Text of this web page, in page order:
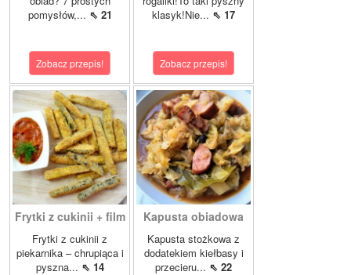
pomysłów,... ⇖ 21
Zobacz przepis!
klasyk!Nie... ⇖ 17
Zobacz przepis!
Frytki z cukinii + film
Frytki z cukinii z
piekarnika – chrupiąca i
pyszna... ⇖ 14
Kapusta obiadowa
Kapusta stożkowa z
dodatekiem kiełbasy i
przecieru... ⇖ 22